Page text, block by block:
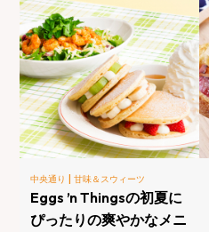
中央通り |甘味＆スウィーツ
Eggs ’n Thingsの初夏に
ぴったりの爽やかなメニ